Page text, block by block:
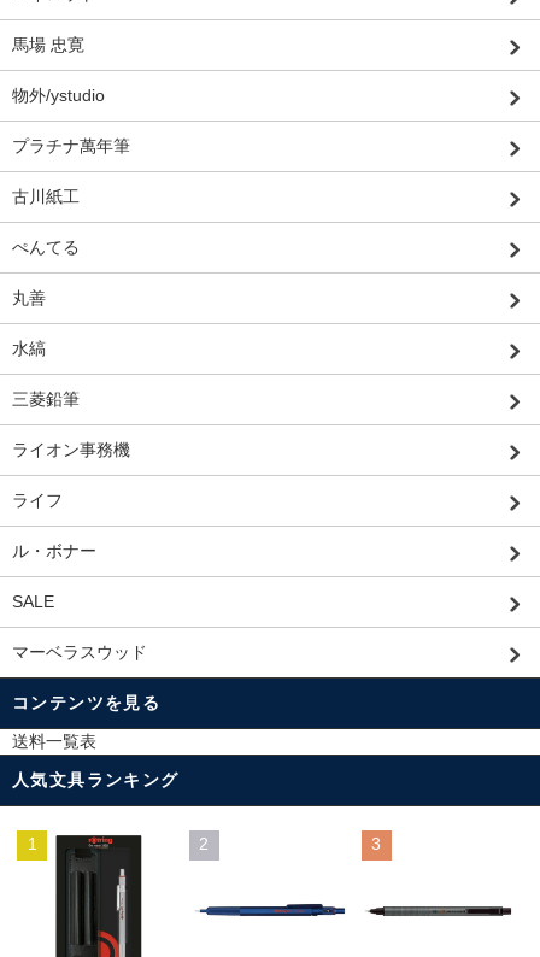
馬場 忠寛
物外/ystudio
プラチナ萬年筆
古川紙工
ぺんてる
丸善
水縞
三菱鉛筆
ライオン事務機
ライフ
ル・ボナー
SALE
マーベラスウッド
コンテンツを見る
送料一覧表
人気文具ランキング
1 2 3